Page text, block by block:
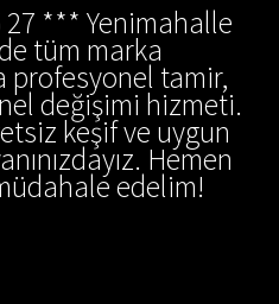
27 *** Yenimahalle
tüm marka
profesyonel tamir,
değişimi hizmeti.
keşif ve uygun
Hemen
edelim!